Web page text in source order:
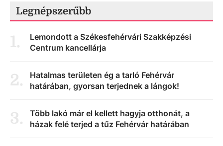
Legnépszerűbb
1.
Lemondott a Székesfehérvári Szakképzési
Centrum kancellárja
2.
Hatalmas területen ég a tarló Fehérvár
határában, gyorsan terjednek a lángok!
3.
Több lakó már el kellett hagyja otthonát, a
házak felé terjed a tűz Fehérvár határában